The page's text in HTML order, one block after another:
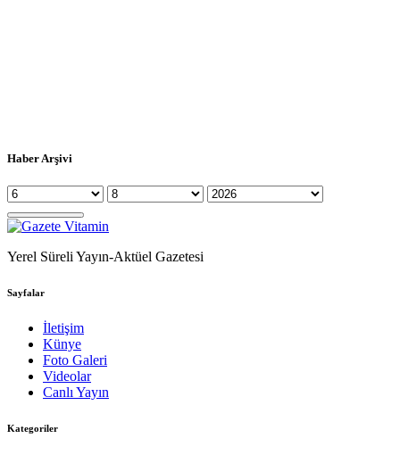
Haber Arşivi
Yerel Süreli Yayın-Aktüel Gazetesi
Sayfalar
İletişim
Künye
Foto Galeri
Videolar
Canlı Yayın
Kategoriler